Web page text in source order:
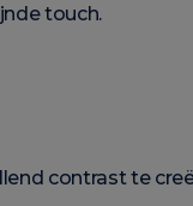
touch.
contrast te